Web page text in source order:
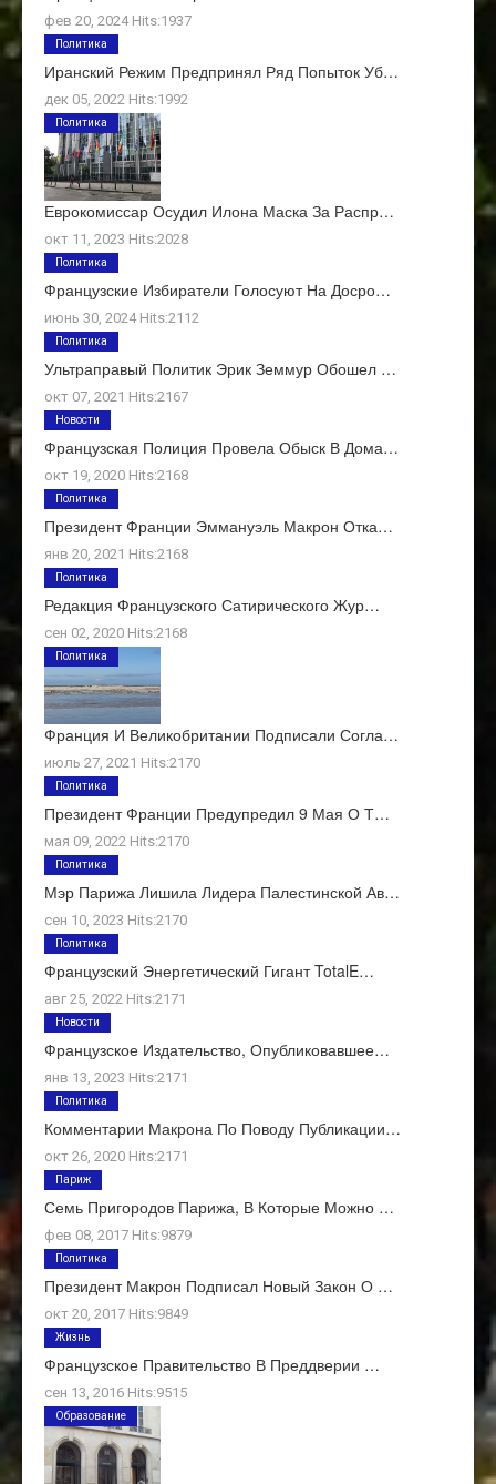
фев 20, 2024 Hits:1937
Иранский Режим Предпринял Ряд Попыток Уб…
дек 05, 2022 Hits:1992
Политика
Еврокомиссар Осудил Илона Маска За Распр…
окт 11, 2023 Hits:2028
Политика
Французские Избиратели Голосуют На Досро…
июнь 30, 2024 Hits:2112
Политика
Ультраправый Политик Эрик Земмур Обошел …
окт 07, 2021 Hits:2167
Политика
Французская Полиция Провела Обыск В Дома…
окт 19, 2020 Hits:2168
Новости
Президент Франции Эммануэль Макрон Отка…
янв 20, 2021 Hits:2168
Политика
Редакция Французского Сатирического Жур…
сен 02, 2020 Hits:2168
Политика
Франция И Великобритании Подписали Согла…
июль 27, 2021 Hits:2170
Политика
Президент Франции Предупредил 9 Мая О Т…
мая 09, 2022 Hits:2170
Политика
Мэр Парижа Лишила Лидера Палестинской Ав…
сен 10, 2023 Hits:2170
Политика
Французский Энергетический Гигант TotalE…
авг 25, 2022 Hits:2171
Политика
Французское Издательство, Опубликовавшее…
янв 13, 2023 Hits:2171
Новости
Комментарии Макрона По Поводу Публикации…
окт 26, 2020 Hits:2171
Политика
Семь Пригородов Парижа, В Которые Можно …
фев 08, 2017 Hits:9879
Париж
Президент Макрон Подписал Новый Закон О …
окт 20, 2017 Hits:9849
Политика
Французское Правительство В Преддверии …
сен 13, 2016 Hits:9515
Жизнь
Образование